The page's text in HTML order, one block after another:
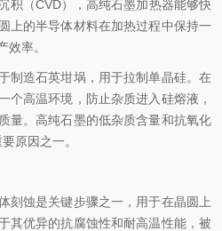
积（CVD），高纯石墨加热器能够快
上的半导体材料在加热过程中保持一
效率。
造石英坩埚，用于拉制单晶硅。在
个高温环境，防止杂质进入硅熔液，
量。高纯石墨的低杂质含量和抗氧化
原因之一。
蚀是关键步骤之一，用于在晶圆上
其优异的抗腐蚀性和耐高温性能，被